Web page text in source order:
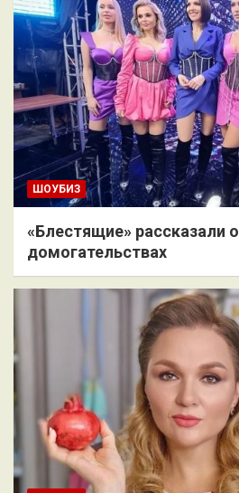
ШОУБИЗ
«Блестящие» рассказали о
домогательствах